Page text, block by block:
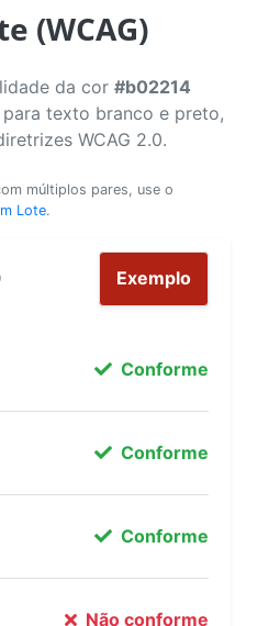
(WCAG)
da cor #b02214
texto branco e preto,
WCAG 2.0.
múltiplos pares, use o
Lote.
Exemplo
Conforme
Conforme
Conforme
Não conforme